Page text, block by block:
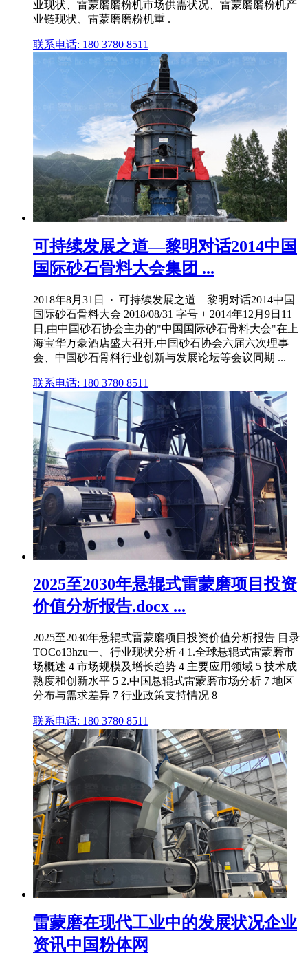
业现状、雷蒙磨磨粉机市场供需状况、雷蒙磨磨粉机产
业链现状、雷蒙磨磨粉机重 .
联系电话: 180 3780 8511
可持续发展之道—黎明对话2014中国
国际砂石骨料大会集团 ...
2018年8月31日 · 可持续发展之道—黎明对话2014中国
国际砂石骨料大会 2018/08/31 字号 + 2014年12月9日11
日,由中国砂石协会主办的"中国国际砂石骨料大会"在上
海宝华万豪酒店盛大召开,中国砂石协会六届六次理事
会、中国砂石骨料行业创新与发展论坛等会议同期 ...
联系电话: 180 3780 8511
2025至2030年悬辊式雷蒙磨项目投资
价值分析报告.docx ...
2025至2030年悬辊式雷蒙磨项目投资价值分析报告 目录
TOCo13hzu一、行业现状分析 4 1.全球悬辊式雷蒙磨市
场概述 4 市场规模及增长趋势 4 主要应用领域 5 技术成
熟度和创新水平 5 2.中国悬辊式雷蒙磨市场分析 7 地区
分布与需求差异 7 行业政策支持情况 8
联系电话: 180 3780 8511
雷蒙磨在现代工业中的发展状况企业
资讯中国粉体网